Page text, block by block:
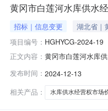
黄冈市白莲河水库供水
招标｜信息变更 湖北省｜
项目编号： HGHYCG-2024-19
正文内容： 黄冈市白莲河水库
购文件□采购结果2
（1）供应商提供成
发布时间： 2024-12-13
相关产品：
水库供水经营权市场